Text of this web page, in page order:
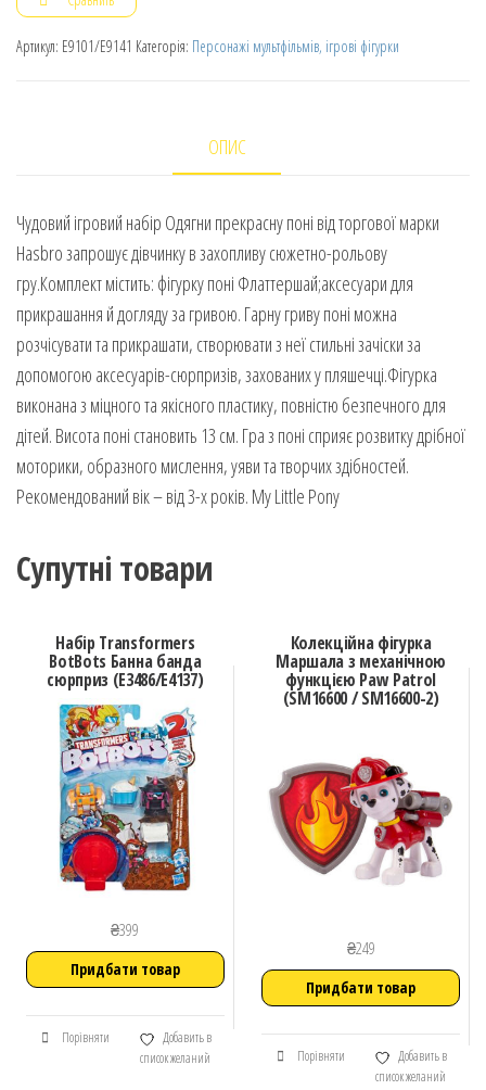
Артикул: E9101/E9141 Категорія: Персонажі мультфільмів, ігрові фігурки
ОПИС
Чудовий ігровий набір Одягни прекрасну поні від торгової марки
Hasbro запрошує дівчинку в захопливу сюжетно-рольову
гру.Комплект містить: фігурку поні Флаттершай;аксесуари для
прикрашання й догляду за гривою. Гарну гриву поні можна
розчісувати та прикрашати, створювати з неї стильні зачіски за
допомогою аксесуарів-сюрпризів, захованих у пляшечці.Фігурка
виконана з міцного та якісного пластику, повністю безпечного для
дітей. Висота поні становить 13 см. Гра з поні сприяє розвитку дрібної
моторики, образного мислення, уяви та творчих здібностей.
Рекомендований вік – від 3-х років. My Little Pony
Супутні товари
Набір Transformers
BotBots Банна банда
сюрприз (E3486/E4137)
₴399
Придбати товар
Порівняти
Добавить в
список желаний
Колекційна фігурка
Маршала з механічною
функцією Paw Patrol
(SM16600 / SM16600-2)
₴249
Придбати товар
Порівняти
Добавить в
список желаний